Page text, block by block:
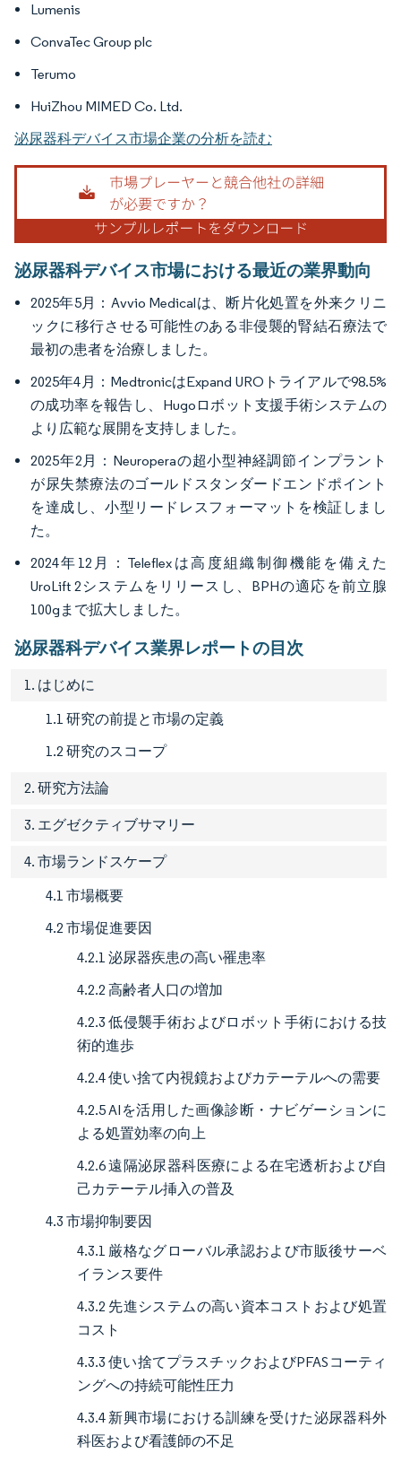
Lumenis
ConvaTec Group plc
Terumo
HuiZhou MIMED Co. Ltd.
泌尿器科デバイス市場企業の分析を読む
泌尿器科デバイス市場における最近の業界動向
2025年5月：Avvio Medicalは、断片化処置を外来クリニ
ックに移行させる可能性のある非侵襲的腎結石療法で
最初の患者を治療しました。
2025年4月：MedtronicはExpand UROトライアルで98.5%
の成功率を報告し、Hugoロボット支援手術システムの
より広範な展開を支持しました。
2025年2月：Neuroperaの超小型神経調節インプラント
が尿失禁療法のゴールドスタンダードエンドポイント
を達成し、小型リードレスフォーマットを検証しまし
た。
2024年12月：Teleflexは高度組織制御機能を備えた
UroLift 2システムをリリースし、BPHの適応を前立腺
100gまで拡大しました。
泌尿器科デバイス業界レポートの目次
1. はじめに
1.1 研究の前提と市場の定義
1.2 研究のスコープ
2. 研究方法論
3. エグゼクティブサマリー
4. 市場ランドスケープ
4.1 市場概要
4.2 市場促進要因
4.2.1 泌尿器疾患の高い罹患率
4.2.2 高齢者人口の増加
4.2.3 低侵襲手術およびロボット手術における技
術的進歩
4.2.4 使い捨て内視鏡およびカテーテルへの需要
4.2.5 AIを活用した画像診断・ナビゲーションに
よる処置効率の向上
4.2.6 遠隔泌尿器科医療による在宅透析および自
己カテーテル挿入の普及
4.3 市場抑制要因
4.3.1 厳格なグローバル承認および市販後サーベ
イランス要件
4.3.2 先進システムの高い資本コストおよび処置
コスト
4.3.3 使い捨てプラスチックおよびPFASコーティ
ングへの持続可能性圧力
4.3.4 新興市場における訓練を受けた泌尿器科外
科医および看護師の不足